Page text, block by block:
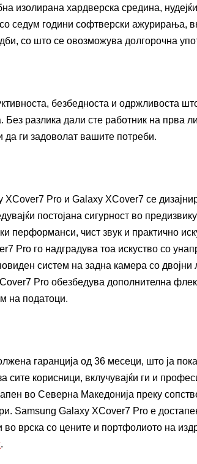
изолирана хардверска средина,
седум години софтверски ажурирања,
со што се овозможува долгорочна
безбедноста и одржливоста
разлика дали сте работник на прва
ги задоволат вашите потреби.
Pro и Galaxy XCover7 се
постојана сигурност во
перформанси, чист звук и практично
Pro го надградува тоа искуство со
систем на задна камера со двојни
Pro обезбедува дополнителна
на податоци.
гаранција од 36 месеци, што ја
сите корисници, вклучувајќи ги и
во Северна Македонија преку
Samsung Galaxy XCover7 Pro е
врска со цените и портфолиото на
.